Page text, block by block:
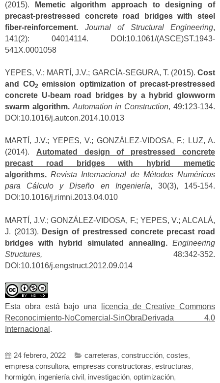
(2015).
Memetic algorithm approach to designing of
precast-prestressed concrete road bridges with steel
fiber-reinforcement.
Journal of Structural Engineering,
141(2): 04014114. DOI:10.1061/(ASCE)ST.1943-
541X.0001058
YEPES, V.; MARTÍ, J.V.; GARCÍA-SEGURA, T. (2015). Cost
and CO2
emission optimization of precast-prestressed
concrete U-beam road bridges by a hybrid glowworm
swarm algorithm. Automation in Construction, 49:123-134.
DOI:10.1016/j.autcon.2014.10.013
MARTÍ, J.V.; YEPES, V.; GONZÁLEZ-VIDOSA, F.; LUZ, A.
(2014). Automated design of prestressed concrete
precast road bridges with hybrid memetic
algorithms. Revista Internacional de Métodos Numéricos
para Cálculo y Diseño en Ingeniería, 30(3), 145-154.
DOI:10.1016/j.rimni.2013.04.010
MARTÍ, J.V.; GONZÁLEZ-VIDOSA, F.; YEPES, V.; ALCALÁ,
J. (2013). Design of prestressed concrete precast road
bridges with hybrid simulated annealing. Engineering
Structures, 48:342-352.
DOI:10.1016/j.engstruct.2012.09.014
Esta obra está bajo una
licencia de Creative Commons
Reconocimiento-NoComercial-SinObraDerivada 4.0
Internacional .
24 febrero, 2022 carreteras, construcción, costes,
empresa consultora, empresas constructoras, estructuras,
hormigón, ingeniería civil , investigación, optimización,